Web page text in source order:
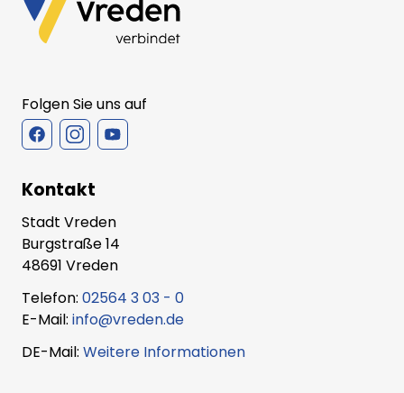
Folgen Sie uns auf
Kontakt
Stadt Vreden
Burgstraße 14
48691 Vreden
Telefon: 02564 3 03 - 0
E-Mail: info@vreden.de
DE-Mail: Weitere Informationen